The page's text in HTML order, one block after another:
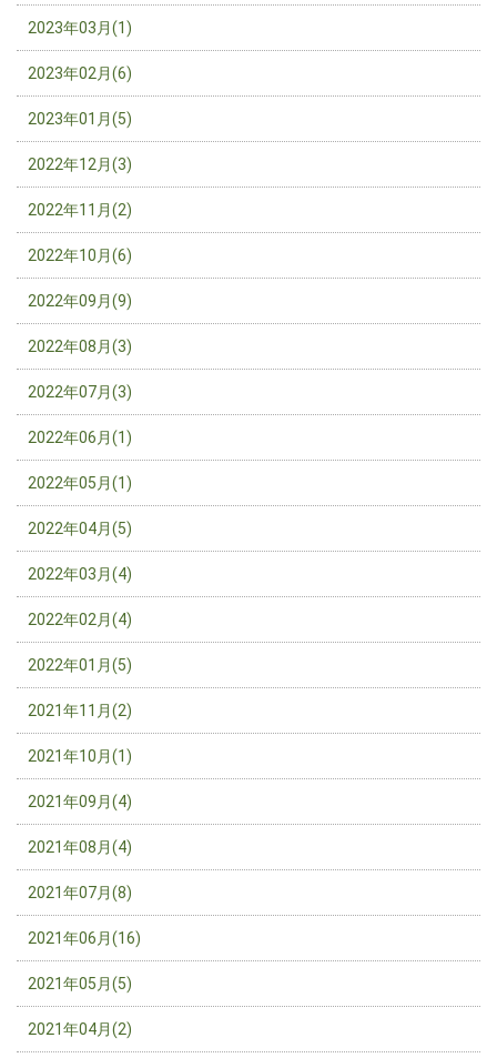
2023年03月(1)
2023年02月(6)
2023年01月(5)
2022年12月(3)
2022年11月(2)
2022年10月(6)
2022年09月(9)
2022年08月(3)
2022年07月(3)
2022年06月(1)
2022年05月(1)
2022年04月(5)
2022年03月(4)
2022年02月(4)
2022年01月(5)
2021年11月(2)
2021年10月(1)
2021年09月(4)
2021年08月(4)
2021年07月(8)
2021年06月(16)
2021年05月(5)
2021年04月(2)